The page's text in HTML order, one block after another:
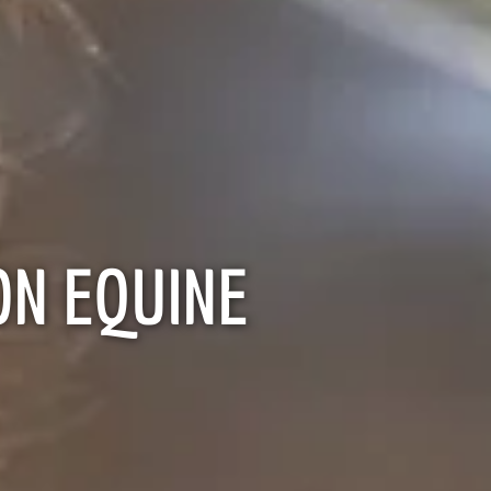
EQUINE